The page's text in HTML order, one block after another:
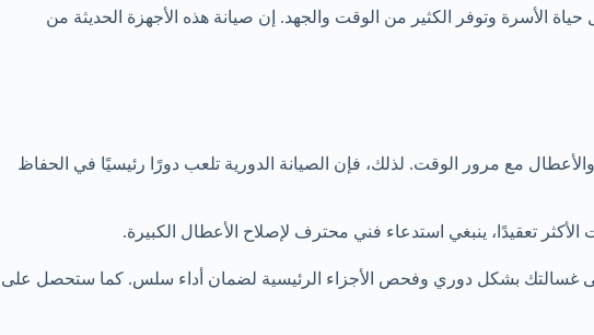
الأسرة وتوفر الكثير من الوقت والجهد. إن صيانة هذه الأجهزة الحديثة من
مع مرور الوقت. لذلك، فإن الصيانة الدورية تلعب دورًا رئيسيًا في الحفاظ
تعقيدًا، ينبغي استدعاء فني محترف لإصلاح الأعطال الكبيرة.
غسالتك بشكل دوري وفحص الأجزاء الرئيسية لضمان أداء سلس. كما ستحصل على